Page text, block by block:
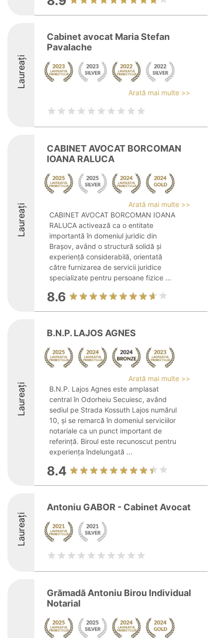
Laureați
Cabinet avocat Maria Stefan
Pavalache
Arată mai multe >>
Laureați
CABINET AVOCAT BORCOMAN
IOANA RALUCA
Arată mai multe >>
CABINET AVOCAT BORCOMAN IOANA
RALUCA activează ca o entitate
importantă în domeniul juridic din
Brașov, având o structură solidă și
experiență considerabilă, orientată
către furnizarea de servicii juridice
specializate pentru persoane fizice ...
8.6
Laureați
B.N.P. LAJOS AGNES
Arată mai multe >>
B.N.P. Lajos Agnes este amplasat
central în Odorheiu Secuiesc, având
sediul pe Strada Kossuth Lajos numărul
10, și se remarcă în domeniul serviciilor
notariale ca un punct important de
referință. Biroul este recunoscut pentru
experiența îndelungată ...
8.4
Laureați
Antoniu GABOR - Cabinet Avocat
Grămadă Antoniu Birou Individual
Notarial